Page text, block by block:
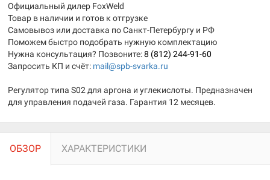
Официальный дилер FoxWeld
Товар в наличии и готов к отгрузке
Самовывоз или доставка по Санкт-Петербургу и РФ
Поможем быстро подобрать нужную комплектацию
Нужна консультация? Позвоните:8 (812) 244-91-60
Запросить КП и счёт: mail@spb-svarka.ru
Регулятор типа S02 для аргона и углекислоты. Предназначен
для управления подачей газа. Гарантия 12 месяцев.
ОБЗОР ХАРАКТЕРИСТИКИ